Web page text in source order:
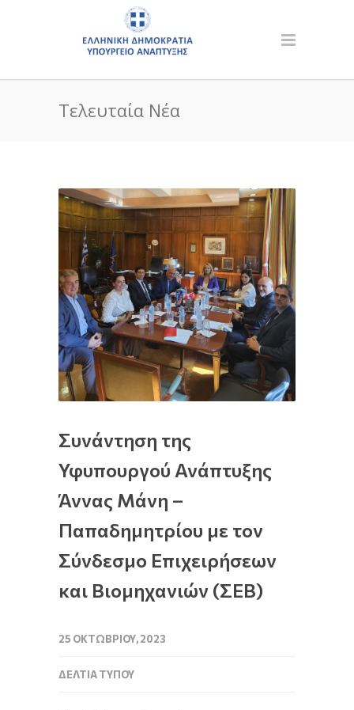
Τελευταία Νέα
Συνάντηση της
Υφυπουργού Ανάπτυξης
Άννας Μάνη –
Παπαδημητρίου με τον
Σύνδεσμο Επιχειρήσεων
και Βιομηχανιών (ΣΕΒ)
25 ΟΚΤΩΒΡΊΟΥ, 2023
ΔΕΛΤΊΑ ΤΎΠΟΥ